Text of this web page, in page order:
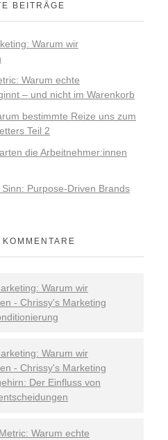
BEITRÄGE
Warum wir
Warum echte
– und nicht im Warenkorb
bestimmte Reize uns zum
Teil 2
die Arbeitnehmer:innen
Purpose-Driven Brands
Warum wir
- Chrissy's Marketing
Warum wir
- Chrissy's Marketing
Der Einfluss von
Warum echte